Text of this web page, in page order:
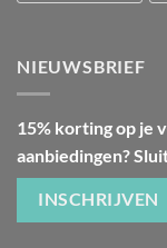
NIEUWSBRIEF
15% korting op je
aanbiedingen?
INSCHRIJVEN